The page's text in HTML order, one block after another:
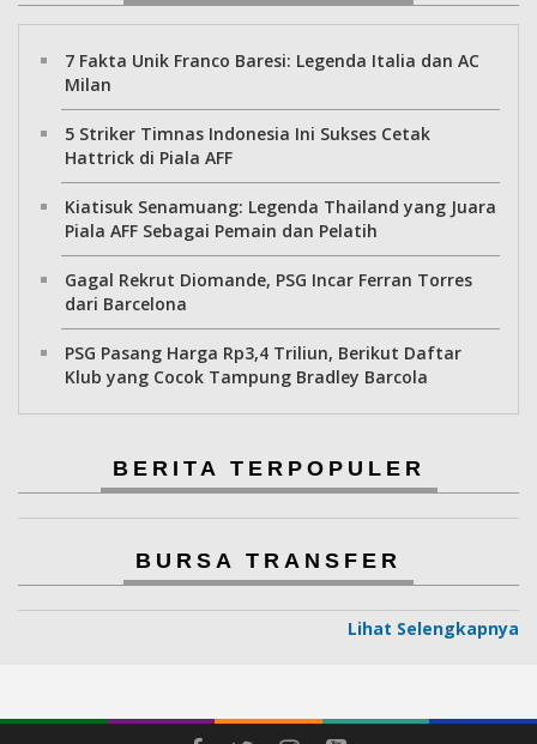
7 Fakta Unik Franco Baresi: Legenda Italia dan AC
Milan
5 Striker Timnas Indonesia Ini Sukses Cetak
Hattrick di Piala AFF
Kiatisuk Senamuang: Legenda Thailand yang Juara
Piala AFF Sebagai Pemain dan Pelatih
Gagal Rekrut Diomande, PSG Incar Ferran Torres
dari Barcelona
PSG Pasang Harga Rp3,4 Triliun, Berikut Daftar
Klub yang Cocok Tampung Bradley Barcola
BERITA TERPOPULER
BURSA TRANSFER
Lihat Selengkapnya